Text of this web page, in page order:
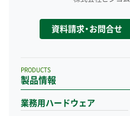
資料請求・お問合せ
製品情報
PRODUCTS
業務用ハードウェア